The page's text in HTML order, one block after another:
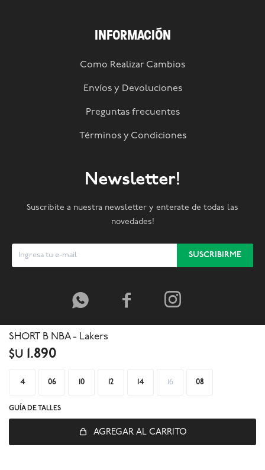
SHORT B NBA - Lakers
$U 1.890
4 06 10 12 14 16 08
GUÍA DE TALLES
AGREGAR AL CARRITO
INFORMACIÓN
Como Realizar Cambios
Envíos y Devoluciones
Preguntas frecuentes
Términos y Condiciones
Newsletter!
Suscribite a nuestra newsletter y enterate de todas las
novedades!
SUSCRIBIRME
  